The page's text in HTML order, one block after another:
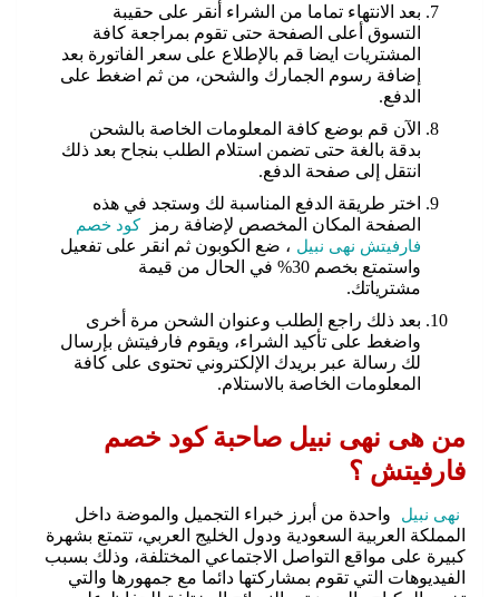
بعد الانتهاء تماما من الشراء أنقر على حقيبة
التسوق أعلى الصفحة حتى تقوم بمراجعة كافة
المشتريات ايضا قم بالإطلاع على سعر الفاتورة بعد
إضافة رسوم الجمارك والشحن، من ثم اضغط على
الدفع.
الآن قم بوضع كافة المعلومات الخاصة بالشحن
بدقة بالغة حتى تضمن استلام الطلب بنجاح بعد ذلك
انتقل إلى صفحة الدفع.
اختر طريقة الدفع المناسبة لك وستجد في هذه
الصفحة المكان المخصص لإضافة رمز
كود خصم
فارفيتش نهى نبيل ، ضع الكوبون ثم انقر على تفعيل
واستمتع بخصم 30% في الحال من قيمة
مشترياتك.
بعد ذلك راجع الطلب وعنوان الشحن مرة أخرى
واضغط على تأكيد الشراء، ويقوم فارفيتش بإرسال
لك رسالة عبر بريدك الإلكتروني تحتوى على كافة
المعلومات الخاصة بالاستلام.
من هى نهى نبيل صاحبة كود خصم
فارفيتش ؟
نهى نبيل
واحدة من أبرز خبراء التجميل والموضة داخل
المملكة العربية السعودية ودول الخليج العربي، تتمتع بشهرة
كبيرة على مواقع التواصل الاجتماعي المختلفة، وذلك بسبب
الفيديوهات التي تقوم بمشاركتها دائما مع جمهورها والتي